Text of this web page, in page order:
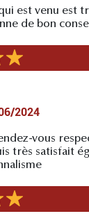
est venu est
de bon
2024
vous
très satisfait